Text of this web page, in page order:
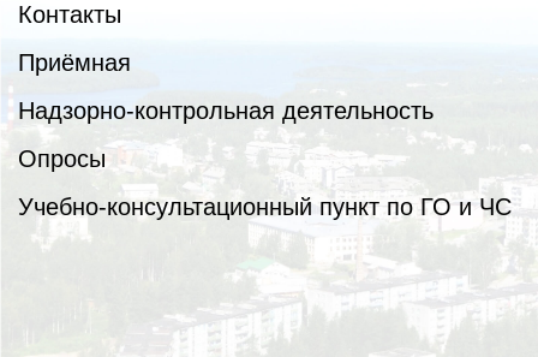
Контакты
Приёмная
Надзорно-контрольная деятельность
Опросы
Учебно-консультационный пункт по ГО и ЧС